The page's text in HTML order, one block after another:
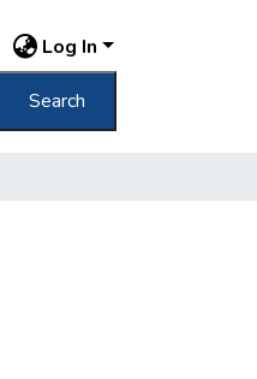
Log In
Search